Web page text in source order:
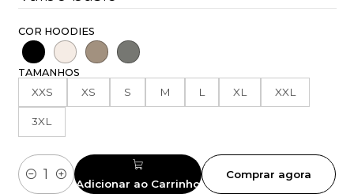
COR HOODIES
TAMANHOS
XXS XS S M L XL XXL
3XL
QuantidadeAdicionar ao Carrinho
Comprar agora